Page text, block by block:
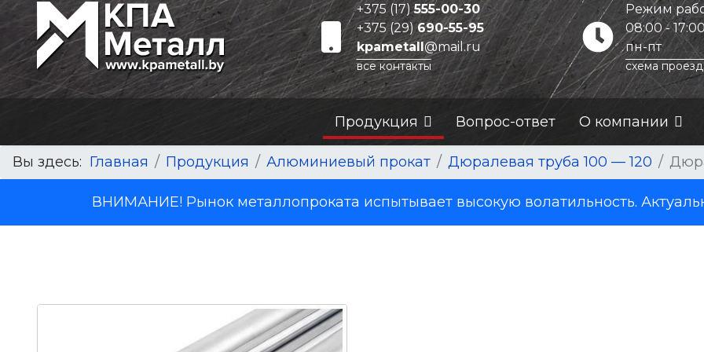
+375 (17)555-00-30
+375 (29)690-55-95
kpametall@mail.ru
все контакты
Режим
08:00 - 17:00
пн-пт
схема
Продукция Вопрос-ответ О компании
Вы здесь: Главная Продукция Алюминиевый прокат Дюралевая труба 100 — 120
ВНИМАНИЕ! Рынок металлопроката испытывает высокую волатильность.